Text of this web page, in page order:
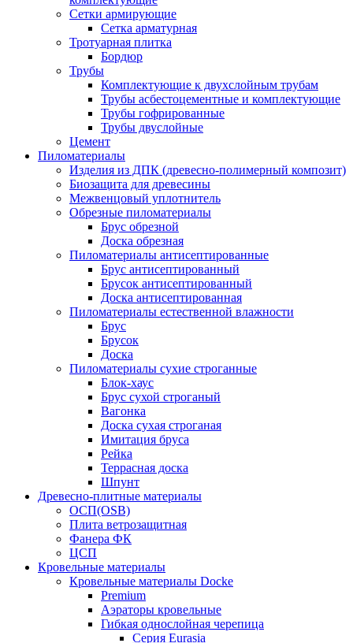
Сетки армирующие
Сетка арматурная
Тротуарная плитка
Бордюр
Трубы
Комплектующие к двухслойным трубам
Трубы асбестоцементные и комплектующие
Трубы гофрированные
Трубы двуслойные
Цемент
Пиломатериалы
Изделия из ДПК (древесно-полимерный композит)
Биозащита для древесины
Межвенцовый уплотнитель
Обрезные пиломатериалы
Брус обрезной
Доска обрезная
Пиломатериалы антисептированные
Брус антисептированный
Брусок антисептированный
Доска антисептированная
Пиломатериалы естественной влажности
Брус
Брусок
Доска
Пиломатериалы сухие строганные
Блок-хаус
Брус сухой строганый
Вагонка
Доска сухая строганая
Имитация бруса
Рейка
Террасная доска
Шпунт
Древесно-плитные материалы
ОСП(OSB)
Плита ветрозащитная
Фанера ФК
ЦСП
Кровельные материалы
Кровельные материалы Docke
Premium
Аэраторы кровельные
Гибкая однослойная черепица
Серия Eurasia